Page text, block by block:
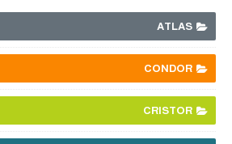
ATLAS
CONDOR
CRISTOR